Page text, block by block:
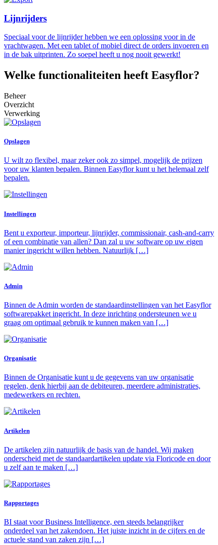
Lijnrijders
Speciaal voor de lijnrijder hebben we een oplossing voor in de
vrachtwagen. Met een tablet of mobiel direct de orders invoeren en
in de bak uitprinten. Zo soepel heeft u nog nooit gewerkt!
Welke functionaliteiten heeft Easyflor?
Beheer
Overzicht
Verwerking
Opslagen
U wilt zo flexibel, maar zeker ook zo simpel, mogelijk de prijzen
voor uw klanten bepalen. Binnen Easyflor kunt u het helemaal zelf
bepalen.
Instellingen
Bent u exporteur, importeur, lijnrijder, commissionair, cash-and-carry
of een combinatie van allen? Dan zal u uw software op uw eigen
manier ingericht willen hebben. Natuurlijk […]
Admin
Binnen de Admin worden de standaardinstellingen van het Easyflor
softwarepakket ingericht. In deze inrichting ondersteunen we u
graag om optimaal gebruik te kunnen maken van […]
Organisatie
Binnen de Organisatie kunt u de gegevens van uw organisatie
regelen, denk hierbij aan de debiteuren, meerdere administraties,
medewerkers en rechten.
Artikelen
De artikelen zijn natuurlijk de basis van de handel. Wij maken
onderscheid met de standaardartikelen update via Floricode en door
u zelf aan te maken […]
Rapportages
BI staat voor Business Intelligence, een steeds belangrijker
onderdeel van het zakendoen. Het juiste inzicht in de cijfers en de
actuele stand van zaken zijn […]